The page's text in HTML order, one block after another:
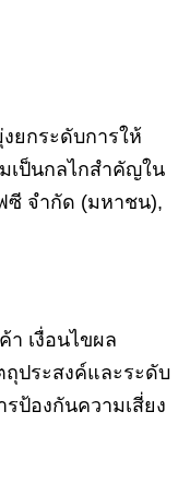
ยกระดับการให้
เป็นกลไกสำคัญใน
ซี จำกัด (มหาชน),
เงื่อนไขผล
ประสงค์และระดับ
ป้องกันความเสี่ยง